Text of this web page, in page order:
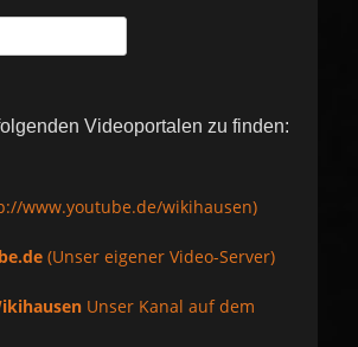
Videoportalen zu finden:
www.youtube.de/wikihausen)
(Unser eigener Video-Server)
Unser Kanal auf dem